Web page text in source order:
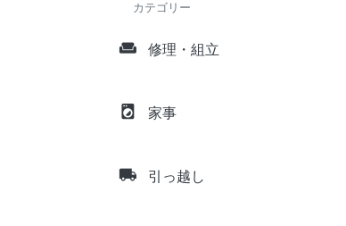
カテゴリー
weekend 修理・組立
local_laundry_service 家事
local_shipping 引っ越し